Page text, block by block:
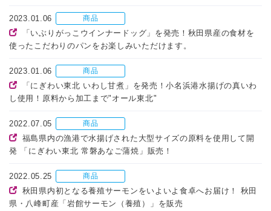
2023.01.06 商品
「いぶりがっこウインナードッグ」を発売！秋田県産の食材を
使ったこだわりのパンをお楽しみいただけます。
2023.01.06 商品
「にぎわい東北 いわし甘煮」を発売！小名浜港水揚げの真いわ
し使用！原料から加工まで"オール東北"
2022.07.05 商品
福島県内の漁港で水揚げされた大型サイズの原料を使用して開
発 「にぎわい東北 常磐あなご蒲焼」販売！
2022.05.25 商品
秋田県内初となる養殖サーモンをいよいよ食卓へお届け！ 秋田
県・八峰町産「岩館サーモン（養殖）」を販売